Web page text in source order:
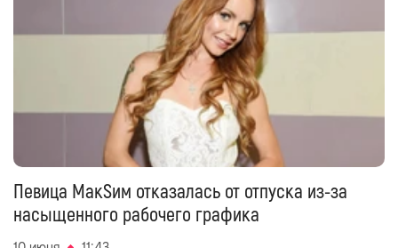
Певица МакSим отказалась от отпуска из-за
насыщенного рабочего графика